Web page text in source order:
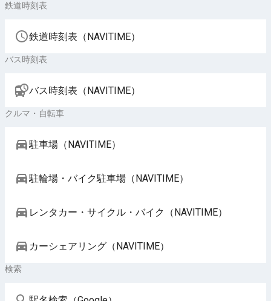
鉄道時刻表
鉄道時刻表（NAVITIME）
バス時刻表
バス時刻表（NAVITIME）
クルマ・自転車
駐車場（NAVITIME）
駐輪場・バイク駐車場（NAVITIME）
レンタカー・サイクル・バイク（NAVITIME）
カーシェアリング（NAVITIME）
検索